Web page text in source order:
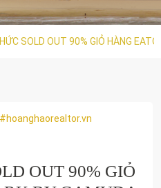
SOLD OUT 90% GIỎ HÀNG
#hoanghaorealtor.vn
OUT 90% GIỎ